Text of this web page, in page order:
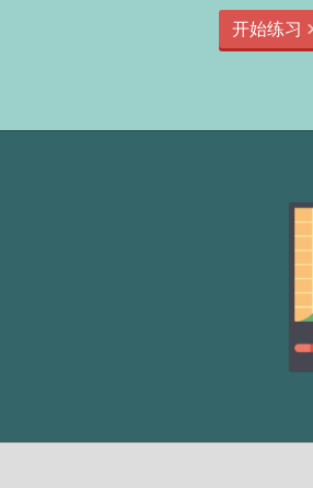
开始练习